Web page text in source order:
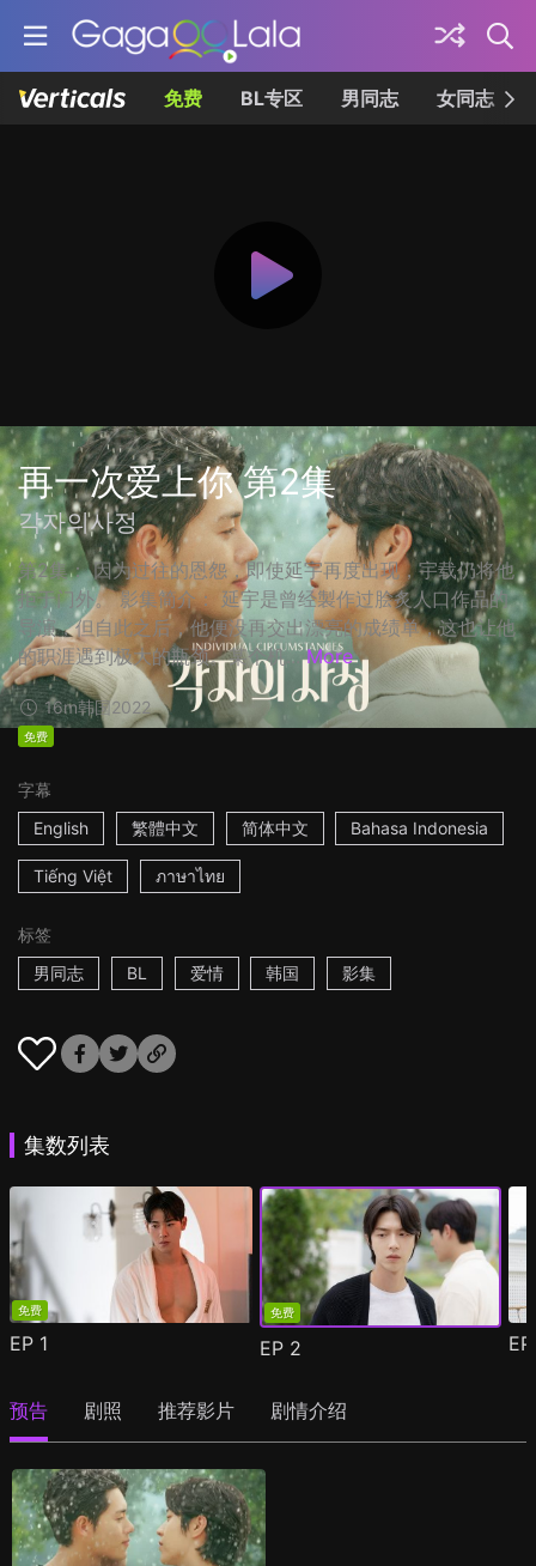
免费 BL专区 男同志 女同志
再一次爱上你 第2集
각자의사정
第2集： 因为过往的恩怨，即使延宇再度出现，宇载仍将他
拒于门外。 影集简介： 延宇是曾经製作过脍炙人口作品的
导演，但自此之后，他便没再交出漂亮的成绩单，这也让他
的职涯遇到极大的瓶颈。某个机... More
16m韩国2022
免费
字幕
English
繁體中文 简体中文 Bahasa Indonesia
Tiếng Việt ภาษาไทย
标签
男同志
BL 爱情 韩国 影集
集数列表
免费
EP 1
免费
EP 2
预告 剧照 推荐影片 剧情介绍